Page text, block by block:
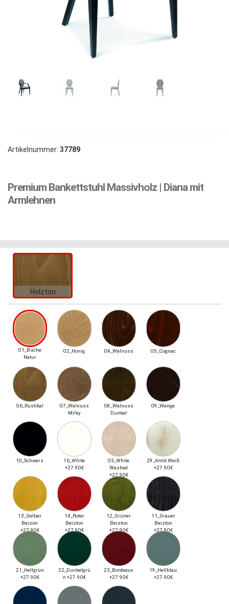
Artikelnummer: 37789
Premium Bankettstuhl Massivholz | Diana mit
Armlehnen
Holzton
01_Buche
Natur
02_Honig 04_Walnuss 05_Cognac
06_Rustikal
07_Walnuss
Milky
08_Walnuss
Dunkel
09_Wenge
10_Schwarz
16_White
+27.90€
03_White
Washed
+27.90€
29_Antik Weiß
+27.90€
13_Gelber
Beizon
+27.90€
14_Roter
Beizton
+27.90€
12_Grüner
Beizton
+27.90€
11_Grauer
Beizton
+27.90€
21_Hellgrün
+27.90€
22_Dunkelgrü
n +27.90€
23_Bordeaux
+27.90€
19_Hellblau
+27.90€